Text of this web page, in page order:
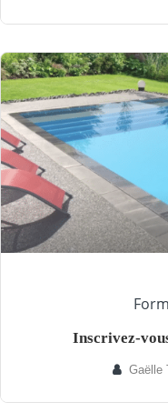
Inscrivez-
Gaëlle